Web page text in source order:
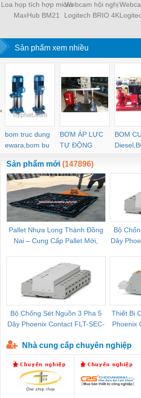
Loa họp tích hợp micro
MaxHub BM21
Webcam hội nghị
Logitech BRIO 4K
Sản phẩm xem nhiều
bom truc dung
ewara,bom bu
ewara
BƠM ÁP LỰC
TỰ ĐỘNG
BOM
CHUA
‹
Sản phẩm mới (147896)
Pallet Nhựa Long Thành Đồng
Nai – Cung Cấp Pallet Mới,
Bộ
Dây
Bộ Chống Sét Nguồn 3 Pha 5
Dây Phoenix Contact FLT-SEC-
Thiết Bị
Phoenix
Nhà cung cấp chuyên nghiệp